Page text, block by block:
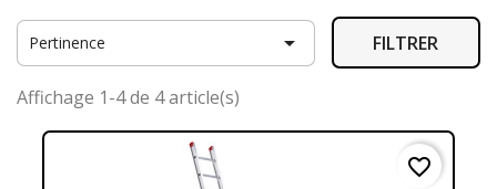
Pertinence  FILTRER
Affichage 1-4 de 4 article(s)
favorite_border